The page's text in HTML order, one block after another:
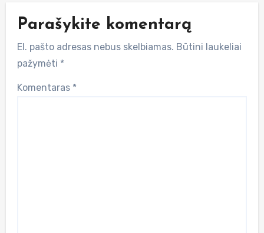
Parašykite komentarą
El. pašto adresas nebus skelbiamas. Būtini laukeliai
pažymėti *
Komentaras *